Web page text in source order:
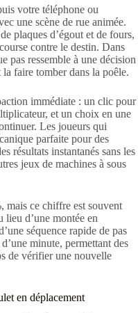
votre téléphone ou
une scène de rue animée.
plaques d’égout et de fours,
contre le destin. Dans
pas ressemble à une décision
faire tomber dans la poêle.
immédiate : un clic pour
et un choix en une
Les joueurs qui
parfaite pour des
résultats instantanés sans les
jeux de machines à sous
mais ce chiffre est souvent
lieu d’une montée en
séquence rapide de pas
minute, permettant des
de vérifier une nouvelle
en déplacement